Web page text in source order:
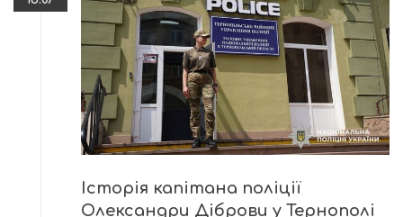
Історія капітана поліції
Олександри Діброви у Тернополі